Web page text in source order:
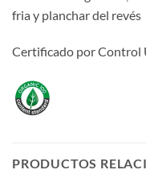
fria y planchar del revés
Certificado por Control
PRODUCTOS